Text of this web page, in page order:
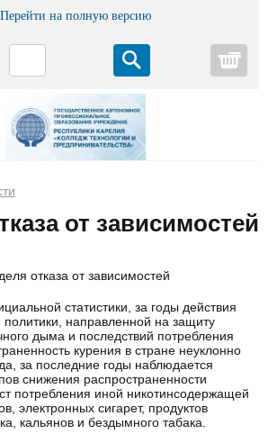
Перейти на полную версию
от зависимостей
отказа от зависимостей
статистики, за годы действия
политики, направленной на защиту
дыма и последствий потребления
курения в стране неуклонно
за последние годы наблюдается
снижения распространенности
потребления иной никотинсодержащей
электронных сигарет, продуктов
кальянов и бездымного табака.